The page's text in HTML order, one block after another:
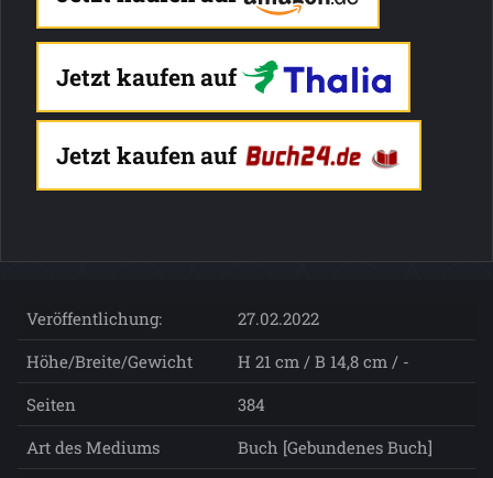
Jetzt kaufen auf
Jetzt kaufen auf
Veröffentlichung:
27.02.2022
Höhe/Breite/Gewicht
H 21 cm / B 14,8 cm / -
Seiten
384
Art des Mediums
Buch [Gebundenes Buch]